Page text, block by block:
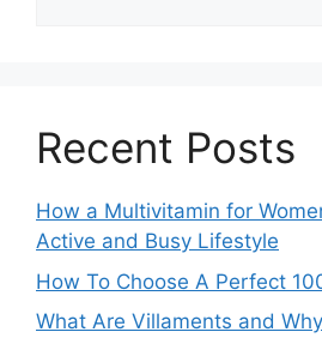
Recent Posts
How a Multivitamin for
Active and Busy Lifestyle
How To Choose A Perfect
What Are Villaments and